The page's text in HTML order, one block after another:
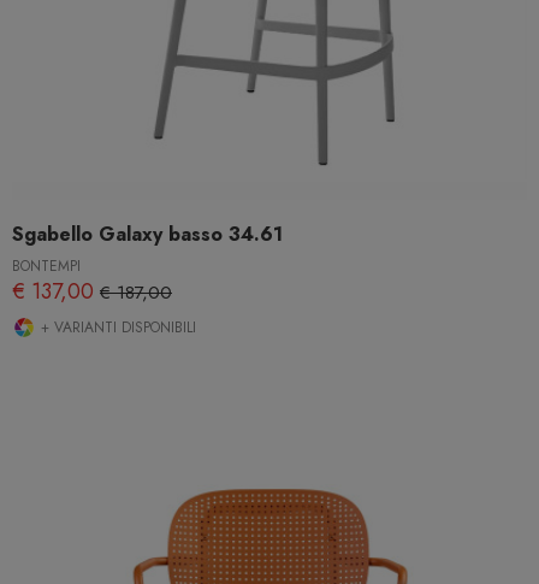
Sgabello Galaxy basso 34.61
BONTEMPI
€ 137,00 € 187,00
+ VARIANTI DISPONIBILI